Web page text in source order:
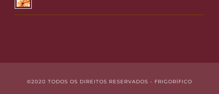
©2020 TODOS OS DIREITOS RESERVADOS - FRIGORÍFICO